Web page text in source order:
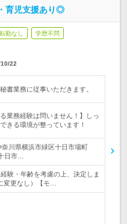
育児支援あり◎
転勤なし 学歴不問
22
書業務に従事いただきます。
業務経験は問いません！】しっ
きる環境が整っています！
奈川県横浜市緑区十日市場町
日市…
験・年齢を考慮の上、決定しま
変更なし）【モ…